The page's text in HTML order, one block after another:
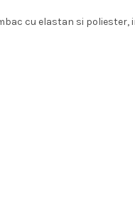
cu elastan si poliester,